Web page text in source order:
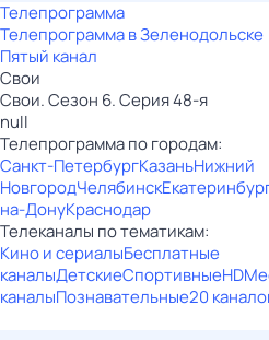
Телепрограмма
Телепрограмма в Зеленодольске
Пятый канал
Свои
Свои. Сезон 6. Серия 48-я
null
Телепрограмма по городам:
Санкт-ПетербургКазаньНижний
НовгородЧелябинск
на-ДонуКраснодар
Телеканалы по тематикам:
Кино и сериалыБесплатные
каналыДетскиеСпортивныеHD
каналыПознавательные20